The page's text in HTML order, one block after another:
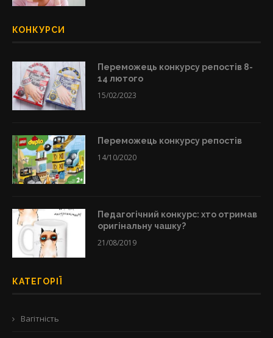
КОНКУРСИ
Переможець конкурсу репостів 8-
14 лютого
15/02/2023
Переможець конкурсу репостів
14/10/2020
Педагогічний конкурс: хто отримав
оригінальну чашку?
21/08/2019
КАТЕГОРІЇ
Вагітність